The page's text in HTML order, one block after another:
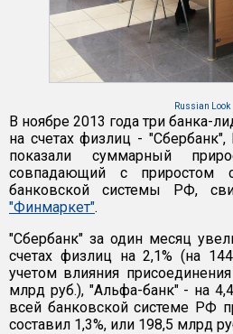
Russian Look
В ноябре 2013 года три банка-
на счетах физлиц -
показали суммарный
совпадающий с приростом
банковской системы РФ,
"Финмаркет".
"Сбербанк" за один месяц
счетах физлиц на 2,1% (на
учетом влияния
млрд руб.), "Альфа-банк" - на
всей банковской системе РФ
составил 1,3%, или 198,5 млрд